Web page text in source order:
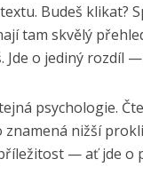
Budeš klikat?
tam skvělý
Jde o jediný rozdíl
psychologie.
nižší
— ať jde o